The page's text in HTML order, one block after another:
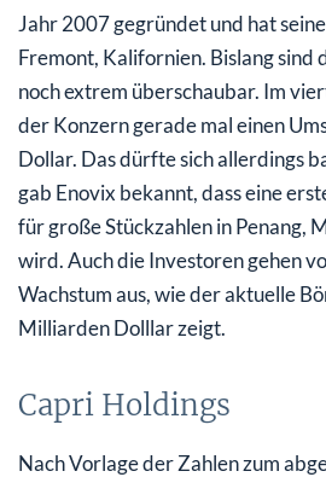
Jahr 2007 gegründet und hat
Fremont, Kalifornien. Bislang sind
noch extrem überschaubar. Im
der Konzern gerade mal einen
Dollar. Das dürfte sich allerdings
gab Enovix bekannt, dass eine
für große Stückzahlen in Penang,
wird. Auch die Investoren gehen
Wachstum aus, wie der aktuelle
Milliarden Dolllar zeigt.
Capri Holdings
Nach Vorlage der Zahlen zum